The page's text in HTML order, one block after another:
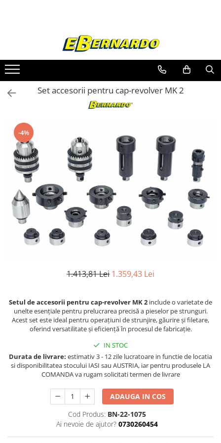
Prelucrare metal
Fierastraie pentru metal
Ferastraie mobile pentru metal
Fierastraie prelucrare metal
Ferastraie orizontale pentru metal
Dispozitive de sudare pentru panze
panglica
Ferastraie automate cu banda si
doua coloane
Ferastraie metal cu banda si taiere
dubla semiautomate
Ferastraie prelucrare metal cu
banda si taiere dubla
Ferastraie verticale
Strunguri pentru metal
Strunguri cu surub de ghidare
Strunguri metal cu freza
Strunguri universale
Strunguri universale cu afisaj
Strunguri universale cu viteza
variabila
Masini de gaurit
Masini de gaurit - Vario - cu masa
Masini de gaurit cu angrenaj, masa
Masini de gaurit cu coloana
Set accesorii pentru cap-revolver MK 2
-4%
1.413,81 Lei 1.359,43 Lei
Setul de accesorii pentru cap-revolver MK 2 include o varietate de
unelte esențiale pentru prelucrarea precisă a pieselor pe strunguri.
Acest set este ideal pentru operațiuni de strunjire, găurire și filetare,
oferind versatilitate și eficiență în procesul de fabricație.
IN STOC
Durata de livrare: estimativ 3 - 12 zile lucratoare in functie de locatia
si disponibilitatea stocului IASI sau AUSTRIA, iar pentru produsele LA
COMANDA va rugam solicitati termen de livrare
ADAUGA IN COS
Cod Produs: BN-22-1075
Ai nevoie de ajutor? 0730260454